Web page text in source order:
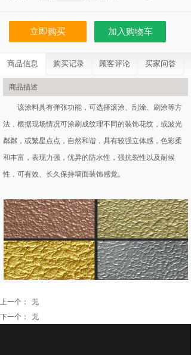
立即购买 加入购物车
商品信息 购买记录 顾客评论 买家问答
商品描述
该涂料具有弹张功能，可选择滚涂、刮涂、刷涂等方
法，根据现场情况可涂刷成纹理不同的装饰花纹，或波光
粼粼，或繁星点点，自然和谐，具有较强立体感，色彩柔
和丰富，表现力强，优异的防水性，强抗裂性以及耐候
性，可有效、长久保持墙面装饰感觉。
上一个：
无
下一个：
无